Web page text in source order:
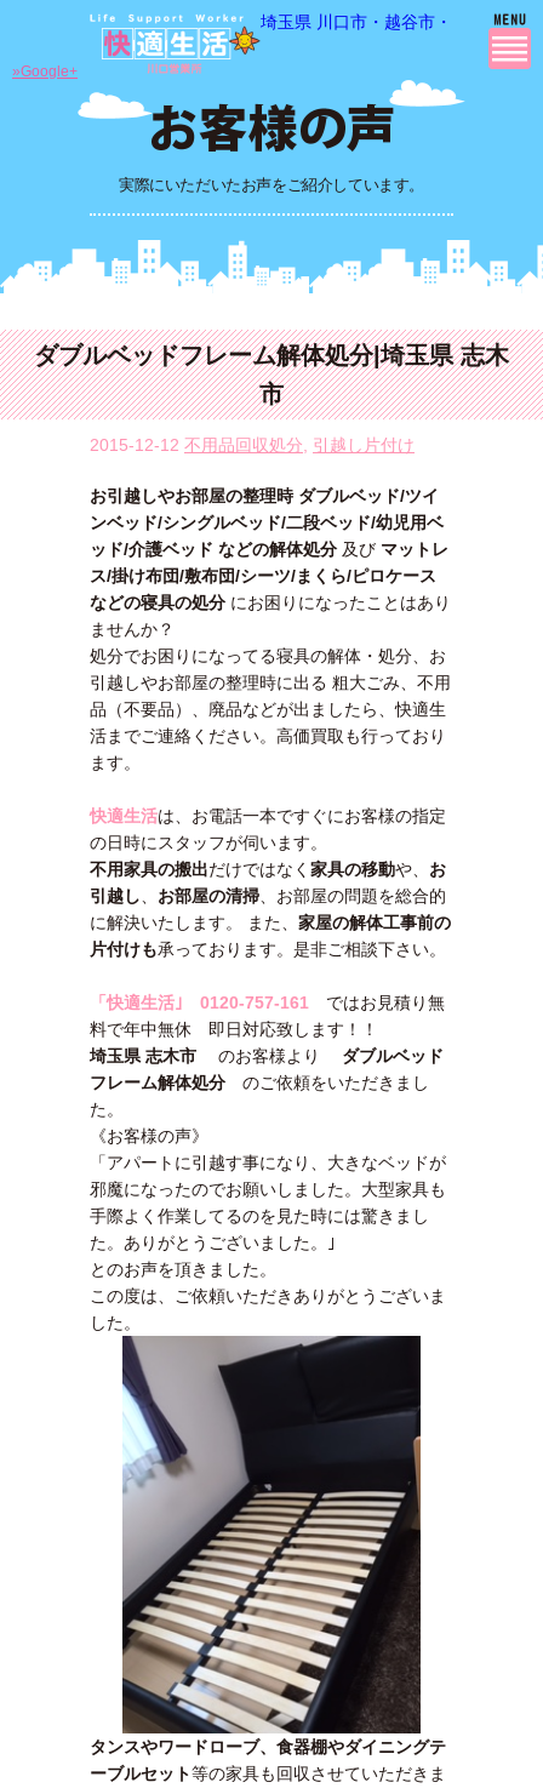
埼玉県 川口市・越谷市・さいたま
実際にいただいたお声をご紹介しています。
»Google+
ダブルベッドフレーム解体処分|埼玉県 志木
市
2015-12-12 不用品回収処分 引越し片付け
お引越しやお部屋の整理時 ダブルベッド/ツイ
ンベッド/シングルベッド/二段ベッド/幼児用ベ
ッド/介護ベッド などの解体処分 及び マットレ
ス/掛け布団/敷布団/シーツ/まくら/ピロケース
などの寝具の処分 にお困りになったことはあり
ませんか？
処分でお困りになってる寝具の解体・処分、お
引越しやお部屋の整理時に出る 粗大ごみ、不用
品（不要品）、廃品などが出ましたら、快適生
活までご連絡ください。高価買取も行っており
ます。
快適生活は、お電話一本ですぐにお客様の指定
の日時にスタッフが伺います。
不用家具の搬出だけではなく 家具の移動や、 お
引越し
お部屋の清掃 、お部屋の問題を総合的
に解決いたします。 また、 家屋の解体工事前の
片付けも承っております。是非ご相談下さい。
「快適生活｣ 0120-757-161 ではお見積り無
料で年中無休 即日対応致します！！
埼玉県 志木市
のお客様より
ダブルベッド
フレーム解体処分 のご依頼をいただきまし
た。
《お客様の声》
「アパートに引越す事になり、大きなベッドが
邪魔になったのでお願いしました。大型家具も
手際よく作業してるのを見た時には驚きまし
た。ありがとうございました。｣
とのお声を頂きました。
この度は、ご依頼いただきありがとうございま
した。
タンスやワードローブ、食器棚やダイニングテ
ーブルセット等の家具も回収させていただきま